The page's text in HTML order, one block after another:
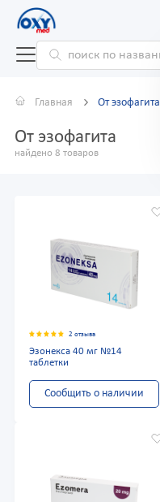
Главная От эзофагита
От эзофагита
найдено 8 товаров
2 отзыва
Эзонекса 40 мг №14
таблетки
Сообщить о наличии